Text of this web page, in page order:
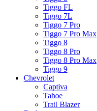
Tiggo FL
Tiggo 7L
Tiggo 7 Pro
Tiggo 7 Pro Max
Tiggo 8
Tiggo 8 Pro
Tiggo 8 Pro Max
Tiggo 9
Chevrolet
Captiva
Tahoe
Trail Blazer